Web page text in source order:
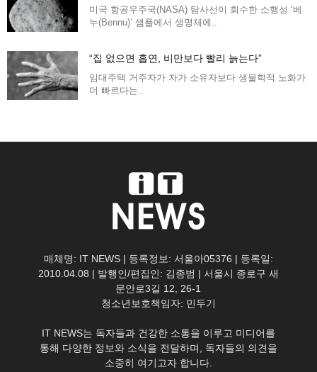
미국 항공우주국(NASA) 탐사선이 회수한 소행성 ‘베
누(Bennu)’ 샘플에서 생명체에..
“집 없으면 흡연, 비만보다 빨리 늙는다”
임대주택 거주자가 자가 소유자보다 생물학적 노화가
더 빠르다는..
매체명: IT NEWS | 등록정보: 서울아05376 | 등록일:
2010.04.08 | 발행인/편집인: 김종범 | 서울시 종로구 새
문안로3길 12, 26-1
청소년보호책임자: 민두기
IT NEWS는 독자들과 건강한 소통을 이루고 미디어를
통해 다양한 정보와 소식을 전달하며, 독자들의 의견을
소중히 여기고자 합니다.